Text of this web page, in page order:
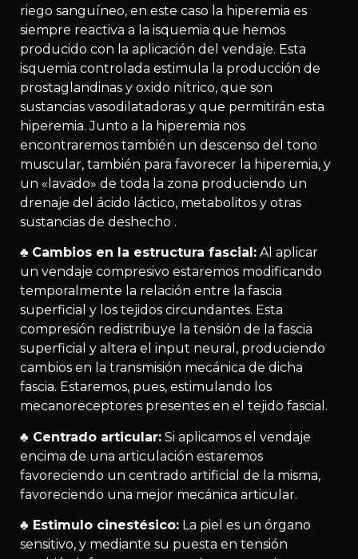
riego sanguíneo, en este caso la hiperemia es
siempre reactiva a la isquemia que hemos
producido con la aplicación del vendaje. Esta
isquemia controlada estimula la producción de
prostaglandinas y oxido nítrico, que son
sustancias vasodilatadoras y que permitirán esta
hiperemia. Junto a la hiperemia nos
encontraremos también un descenso del tono
muscular, también para favorecer la hiperemia, y
un «lavado» de toda la zona produciendo un
drenaje del ácido láctico, metabolitos y otras
sustancias de deshecho .
♣ Cambios en la estructura fascial: Al aplicar
un vendaje compresivo estaremos modificando
temporalmente la relación entre la fascia
superficial y los tejidos circundantes. Esta
compresión redistribuye la tensión de la fascia
superficial y altera el input neural, produciendo
cambios en la transmisión mecánica de dicha
fascia. Estaremos, pues, estimulando los
mecanoreceptores presentes en el tejido fascial.
♣ Centrado articular: Si aplicamos el vendaje
encima de una articulación estaremos
favoreciendo un centrado artificial de la misma,
favoreciendo una mejor mecánica articular.
♣ Estimulo cinestésico: La piel es un órgano
sensitivo, y mediante su puesta en tensión